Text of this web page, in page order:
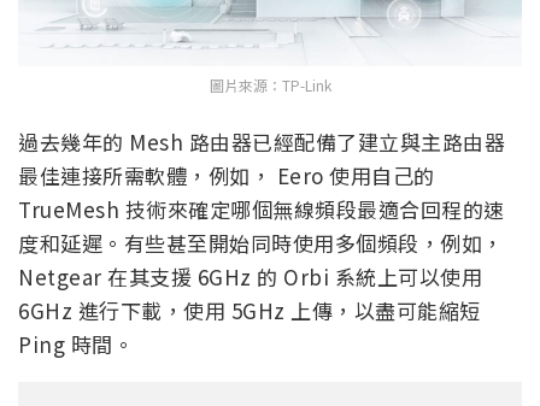
圖片來源：TP-Link
過去幾年的 Mesh 路由器已經配備了建立與主路由器
最佳連接所需軟體，例如， Eero 使用自己的
TrueMesh 技術來確定哪個無線頻段最適合回程的速
度和延遲。有些甚至開始同時使用多個頻段，例如，
Netgear 在其支援 6GHz 的 Orbi 系統上可以使用
6GHz 進行下載，使用 5GHz 上傳，以盡可能縮短
Ping 時間。